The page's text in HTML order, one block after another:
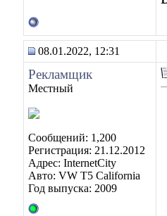
08.01.2022, 12:31
Рекламщик
Местный
Сообщений: 1,200
Регистрация: 21.12.2012
Адрес: InternetCity
Авто: VW T5 California
Год выпуска: 2009